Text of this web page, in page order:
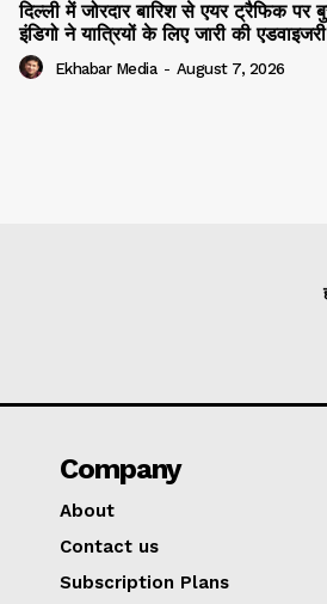
दिल्ली में जोरदार बारिश से एयर ट्रैफिक पर
इंडिगो ने यात्रियों के लिए जारी की एडवाइजरी
Ekhabar Media - August 7, 2026
Company
About
Contact us
Subscription Plans